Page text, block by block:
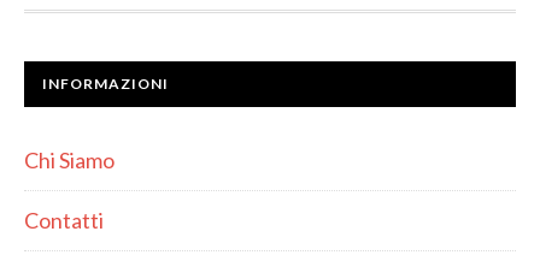
INFORMAZIONI
Chi Siamo
Contatti